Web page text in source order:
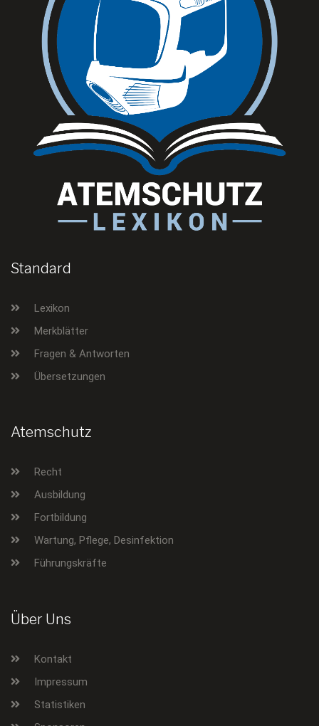
Standard
Lexikon
Merkblätter
Fragen & Antworten
Übersetzungen
Atemschutz
Recht
Ausbildung
Fortbildung
Wartung, Pflege, Desinfektion
Führungskräfte
Über Uns
Kontakt
Impressum
Statistiken